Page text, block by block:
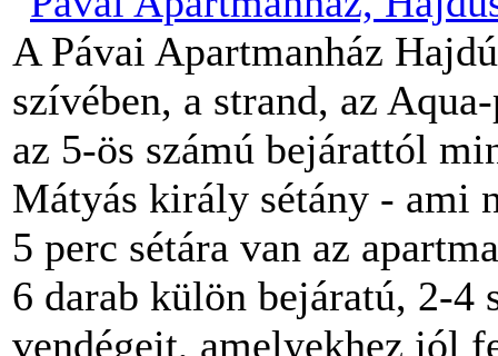
A Pávai Apartmanház
szívében, a strand, az
az 5-ös számú bejárattól
Mátyás király sétány - ami
5 perc sétára van az
6 darab külön bejáratú, 2-4
vendégeit, amelyekhez jól